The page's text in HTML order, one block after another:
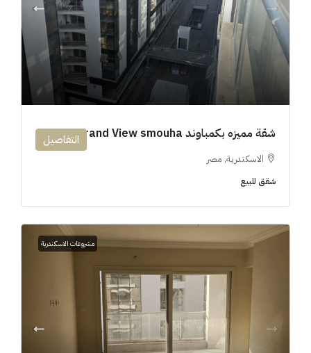
شقة مميزه بكمباوند 194m Grand View smouha
الاسكندرية, مصر
شقق للبيع
التفاصيل
مشروعات الاسكندرية